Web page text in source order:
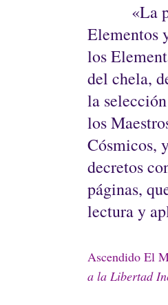
«La
Elementos
los
del chela,
la
los
Cósmicos,
decretos
páginas,
lectura y
Ascendido El
a la Libertad